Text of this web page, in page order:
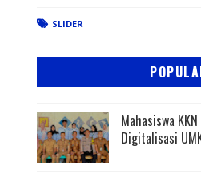
SLIDER
Mahasiswa
Digitalisasi